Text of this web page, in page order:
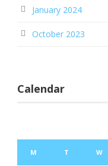
January 2024
October 2023
Calendar
M T W